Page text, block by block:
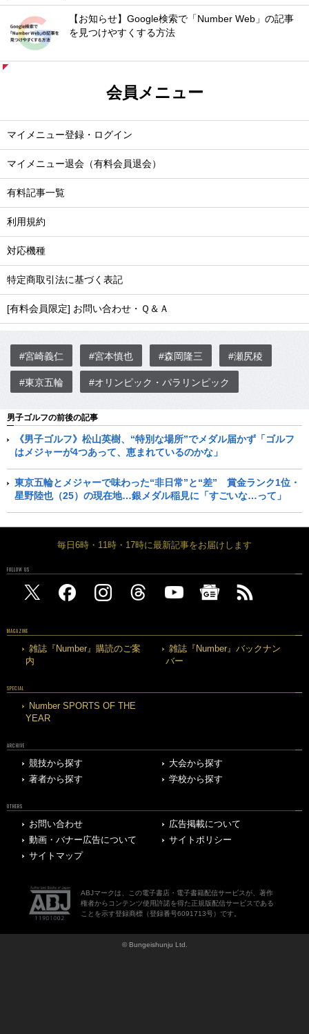
【お知らせ】Google検索で「Number Web」の記事
を見つけやすくする方法
会員メニュー
マイメニュー登録・ログイン
マイメニュー退会（有料会員退会）
有料記事一覧
利用規約
対応機種
特定商取引法に基づく表記
[有料会員限定] お問い合わせ・Ｑ＆Ａ
#宮崎義仁 #宮本慎也 #森岡隆三 #瀬尻稜
#東京五輪 #オリンピック・パラリンピック
男子ゴルフの前後の記事
《男子ゴルフ》松山英樹、“特別な場所”でメダル届かず「ゴルフ
はメジャーが4つあって、恵まれているのかな」
東京五輪とメジャーで味わった“非日常”と“差” 賞金ランク1位・
星野陸也（25）の現在地…銀メダル稲見に「すごいな…って」
毎日6時・11時・17時に最新記事をお届けします
FOLLOW US
MAGAZINE
雑誌『Number』購読のご案
内
雑誌『Number』バックナン
バー
SPECIAL
Number SPORTS OF THE
YEAR
ARCHIVE
競技から探す
大会から探す
著者から探す
学校から探す
OTHERS
お問い合わせ
広告掲載について
動画・バナー広告について
サイトポリシー
サイトマップ
ABJマークは、この電子書店・電子書籍配信サービスが、著作
権者からコンテンツ使用許諾を得た正規版配信サービスである
ことを示す登録商標（登録番号6091713号）です。
© Bungeishunju Ltd.